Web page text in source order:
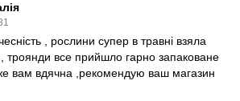
, рослини супер в травні взяла
, троянди все прийшло гарно запаковане
вам вдячна ,рекомендую ваш магазин